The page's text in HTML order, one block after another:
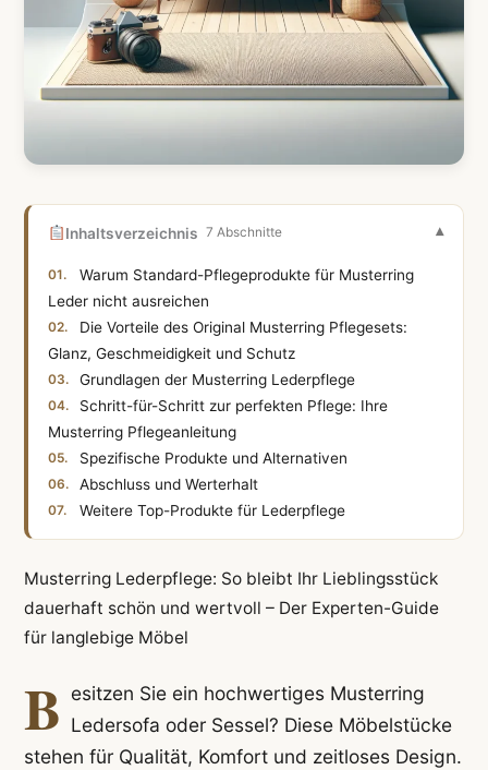
Inhaltsverzeichnis 7 Abschnitte
Warum Standard-Pflegeprodukte für Musterring
Leder nicht ausreichen
Die Vorteile des Original Musterring Pflegesets:
Glanz, Geschmeidigkeit und Schutz
Grundlagen der Musterring Lederpflege
Schritt-für-Schritt zur perfekten Pflege: Ihre
Musterring Pflegeanleitung
Spezifische Produkte und Alternativen
Abschluss und Werterhalt
Weitere Top-Produkte für Lederpflege
Musterring Lederpflege: So bleibt Ihr Lieblingsstück
dauerhaft schön und wertvoll – Der Experten-Guide
für langlebige Möbel
B esitzen Sie ein hochwertiges Musterring
Ledersofa oder Sessel? Diese Möbelstücke
stehen für Qualität, Komfort und zeitloses Design.